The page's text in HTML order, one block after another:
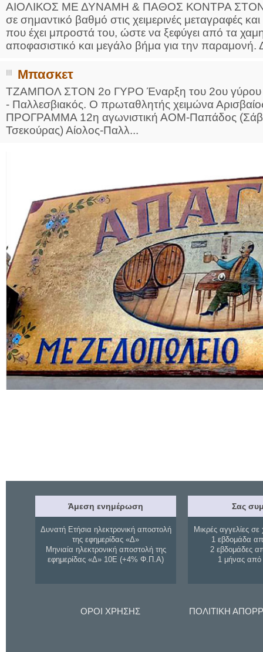
ΑΙΟΛΙΚΟΣ ΜΕ ΔΥΝΑΜΗ & ΠΑΘΟΣ ΚΟΝΤΡΑ ΣΤΟΝ
σε σημαντικό βαθμό στις χειμερινές μεταγραφές
που έχει μπροστά του, ώστε να ξεφύγει από τα
αποφασιστικό και μεγάλο βήμα για την παραμονή.
Μπασκετ
ΤΖΑΜΠΟΛ ΣΤΟΝ 2ο ΓΥΡΟ Έναρξη του 2ου γύρου και
- Παλλεσβιακός. Ο πρωταθλητής χειμώνα
ΠΡΟΓΡΑΜΜΑ 12η αγωνιστική ΑΟΜ-Παπάδος
Τσεκούρας) Αίολος-Παλλ...
Άμεση ενημέρωση
Δυνατή Ετήσια ηλεκτρονική αποστολή
της εφημερίδας «Δ»
Μηνιαία ηλεκτρονική αποστολή της
εφημερίδας «Δ» 10Ε (+4% Φ.Π.Α)
Σας
Μικρές αγγελίες σε
1 εβδομάδα
2 εβδομάδες
1 μήνας
ΟΡΟΙ ΧΡΗΣΗΣ ΠΟΛΙΤΙΚΗ